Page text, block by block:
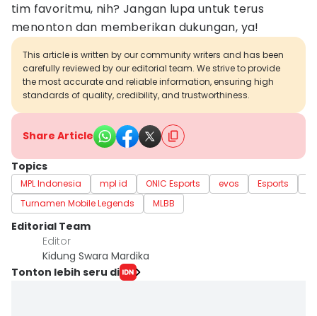
tim favoritmu, nih? Jangan lupa untuk terus
menonton dan memberikan dukungan, ya!
This article is written by our community writers and has been
carefully reviewed by our editorial team. We strive to provide
the most accurate and reliable information, ensuring high
standards of quality, credibility, and trustworthiness.
Share Article
Topics
MPL Indonesia mpl id ONIC Esports evos Esports
Turnamen Mobile Legends
MLBB
Editorial Team
Editor
Kidung Swara Mardika
Tonton lebih seru di